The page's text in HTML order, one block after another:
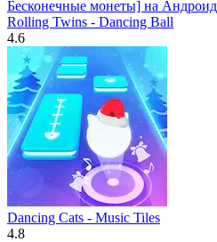
Rolling Twins - Dancing Ball
4.6
Dancing Cats - Music Tiles
4.8